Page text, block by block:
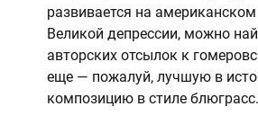
развивается на
Великой депрессии, можно
авторских отсылок к
еще — пожалуй, лучшую в
композицию в стиле блюграсс.